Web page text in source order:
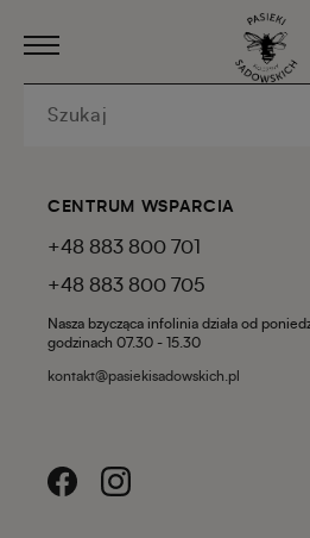
CENTRUM WSPARCIA
+48 883 800 701
+48 883 800 705
Nasza bzycząca infolinia działa od
godzinach 07.30 - 15.30
kontakt@pasiekisadowskich.pl